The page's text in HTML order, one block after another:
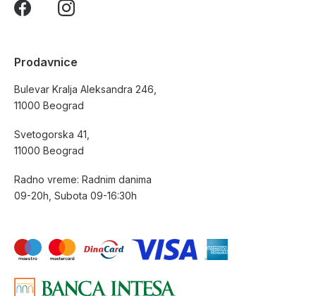
Prodavnice
Bulevar Kralja Aleksandra 246,
11000 Beograd
Svetogorska 41,
11000 Beograd
Radno vreme: Radnim danima
09-20h, Subota 09-16:30h